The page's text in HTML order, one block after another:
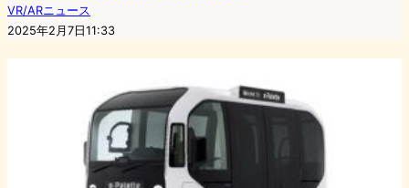
VR/ARニュース
2025年2月7日11:33